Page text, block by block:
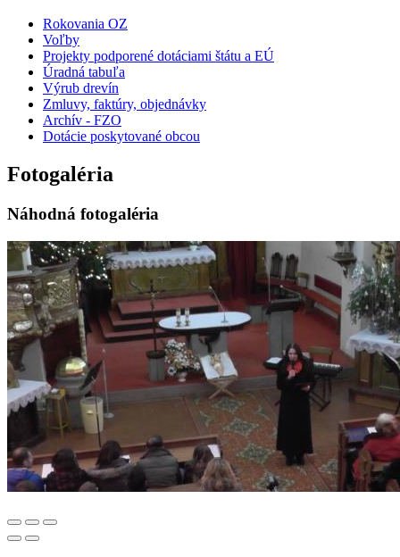
Rokovania OZ
Voľby
Projekty podporené dotáciami štátu a EÚ
Úradná tabuľa
Výrub drevín
Zmluvy, faktúry, objednávky
Archív - FZO
Dotácie poskytované obcou
Fotogaléria
Náhodná fotogaléria